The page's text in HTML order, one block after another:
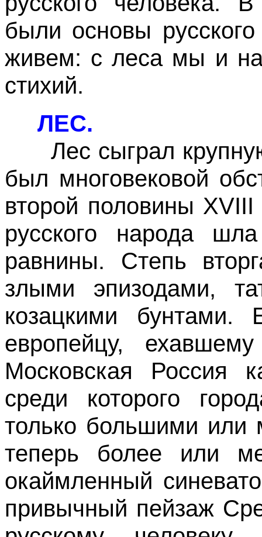
были основы
живем: с леса мы и
стихий.
ЛЕС.
Лес сыграл
был многовековой
второй половины
русского народа
равнины. Степь
злыми эпизодами,
козацкими
европейцу,
Московская Россия
среди которого
только большими
теперь более или
окаймленный
привычный пейзаж